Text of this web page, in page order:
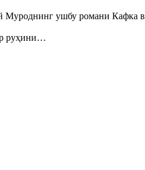
Муроднинг ушбу романи Кафка
руҳини…